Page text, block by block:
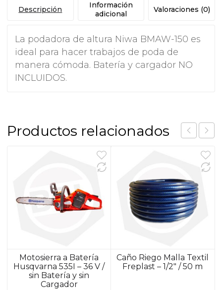
cantidad
Descripción
Información
adicional
Valoraciones (0)
La podadora de altura Niwa BMAW-150 es
ideal para hacer trabajos de poda de
manera cómoda. Batería y cargador NO
INCLUIDOS.
Productos relacionados
Motosierra a Batería
Husqvarna 535I – 36 V /
sin Batería y sin
Cargador
Caño Riego Malla Textil
Freplast – 1/2″ / 50 m